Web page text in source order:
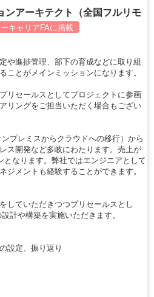
ンアーキテクト（全国フルリモ
キャリアFAに掲載
や進捗管理、部下の育成などに取り組
ことがメインミッションになります。
リセールスとしてプロジェクトに参画
リングをご担当いただく場合もござい
プレミスからクラウドへの移行）から
ス開発など多岐にわたります。売上が
となります。弊社ではエンジニアとして
ジメントも経験することができます。
していただきつつプリセールスとし
計や構築を実施いただきます。
設定、振り返り